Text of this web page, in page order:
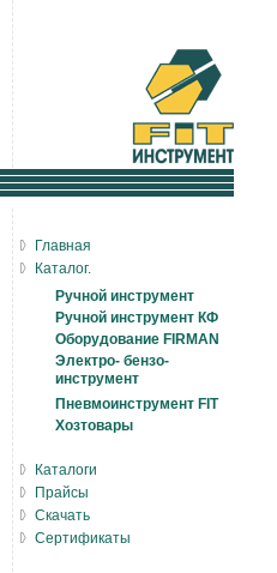
Главная
Каталог.
Ручной инструмент
Ручной инструмент КФ
Оборудование FIRMAN
Электро- бензо-
инструмент
Пневмоинструмент FIT
Хозтовары
Каталоги
Прайсы
Скачать
Сертификаты